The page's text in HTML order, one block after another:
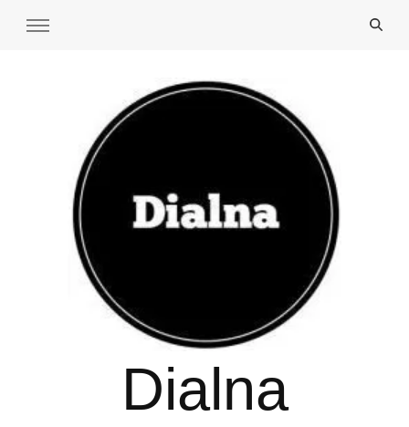
Dialna